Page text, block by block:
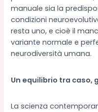
manuale sia la
condizioni
resta uno, e cioè il
variante normale e
neurodiversità umana.
Un equilibrio tra caso,
La scienza